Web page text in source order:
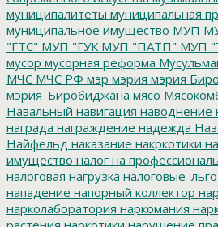
муниципалитеты муниципальная
муниципальное имущество МУП
"ГТС" МУП "ГУК МУП "ПАТП" МУП
мусор мусорная реформа
МЧС МЧС РФ мэр мэрия мэрия
мэрия_Биробиджана мясо
Навальный навигация наводнение
награда награждение надежда
Найфельд наказание накркотики
имущество налог на
налоговая нагрузка
нападение напорный коллектор
нарколаборатория наркомания